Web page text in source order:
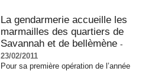
La gendarmerie accueille les
marmailles des quartiers de
Savannah et de bellèmène-
23/02/2011
Pour sa première opération de l’année